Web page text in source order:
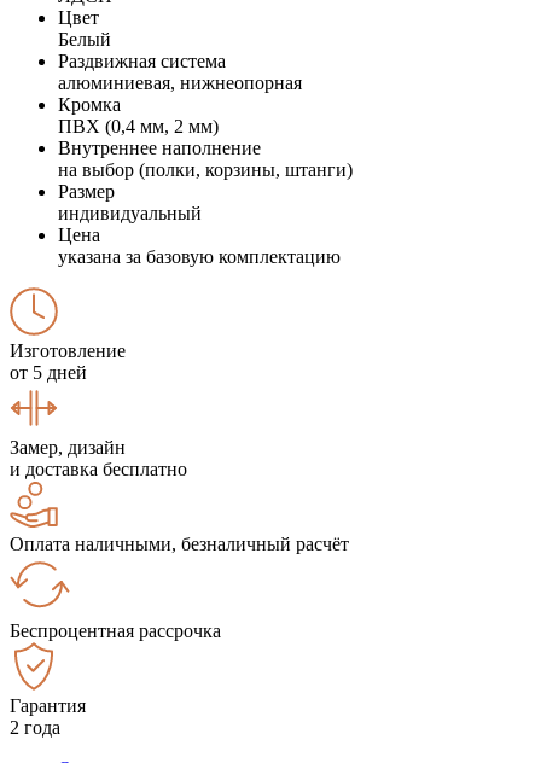
Цвет
Белый
Раздвижная система
алюминиевая, нижнеопорная
Кромка
ПВХ (0,4 мм, 2 мм)
Внутреннее наполнение
на выбор (полки, корзины, штанги)
Размер
индивидуальный
Цена
указана за базовую комплектацию
Изготовление
от 5 дней
Замер, дизайн
и доставка бесплатно
Оплата наличными, безналичный расчёт
Беспроцентная рассрочка
Гарантия
2 года